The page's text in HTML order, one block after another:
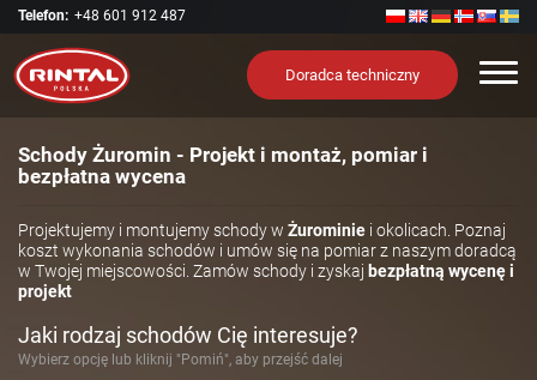
Telefon: +48 601 912 487
Doradca techniczny
Schody Żuromin - Projekt i montaż, pomiar i
bezpłatna wycena
Projektujemy i montujemy schody w Żurominie i okolicach. Poznaj
koszt wykonania schodów i umów się na pomiar z naszym doradcą
w Twojej miejscowości. Zamów schody i zyskaj bezpłatną wycenę i
projekt
Jaki rodzaj schodów Cię interesuje?
Wybierz opcję lub kliknij "Pomiń", aby przejść dalej